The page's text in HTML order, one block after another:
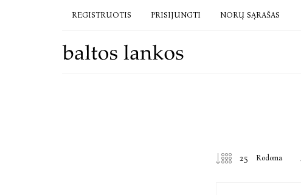
REGISTRUOTIS PRISIJUNGTI NORŲ SĄRAŠAS
Rodoma